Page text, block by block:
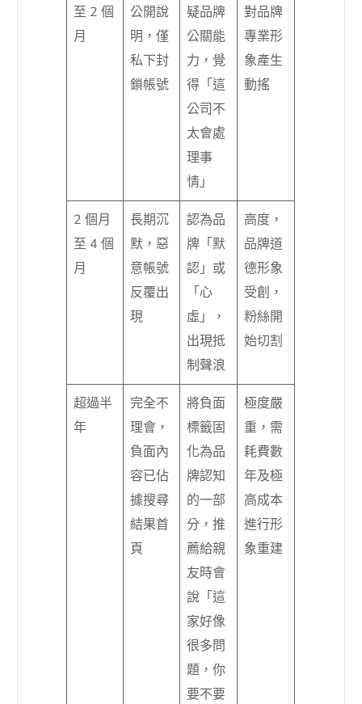
至 2 個
月
公開說
明，僅
私下封
鎖帳號
疑品牌
公關能
力，覺
得「這
公司不
太會處
理事
情」
對品牌
專業形
象產生
動搖
2 個月
至 4 個
月
長期沉
默，惡
意帳號
反覆出
現
認為品
牌「默
認」或
「心
虛」，
出現抵
制聲浪
高度，
品牌道
德形象
受創，
粉絲開
始切割
超過半
年
完全不
理會，
負面內
容已佔
據搜尋
結果首
頁
將負面
標籤固
化為品
牌認知
的一部
分，推
薦給親
友時會
說「這
家好像
很多問
題，你
要不要
極度嚴
重，需
耗費數
年及極
高成本
進行形
象重建